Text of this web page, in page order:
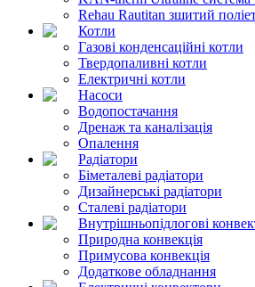
Rehau Rautitan зшитий
Котли
Газові конденсаційні котли
Твердопаливні котли
Електричні котли
Насоси
Водопостачання
Дренаж та каналізація
Опалення
Радіатори
Біметалеві радіатори
Дизайнерські радіатори
Сталеві радіатори
Внутрішньопідлогові
Природна конвекція
Примусова конвекція
Додаткове обладнання